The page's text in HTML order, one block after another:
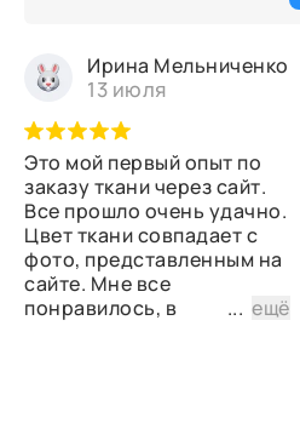
Ирина Мельниченко
13 июля
Это мой первый опыт по
заказу ткани через сайт.
Все прошло очень удачно.
Цвет ткани совпадает с
фото, представленным на
сайте. Мне все
понравилось, в
...ещё